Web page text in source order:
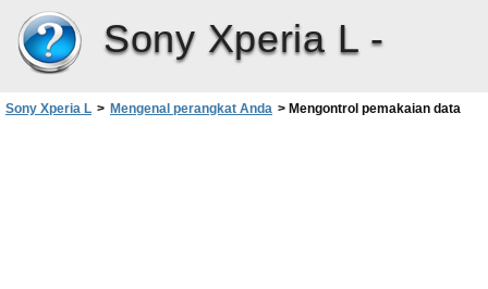
Sony Xperia L -
Sony Xperia L > Mengenal perangkat Anda > Mengontrol pemakaian data